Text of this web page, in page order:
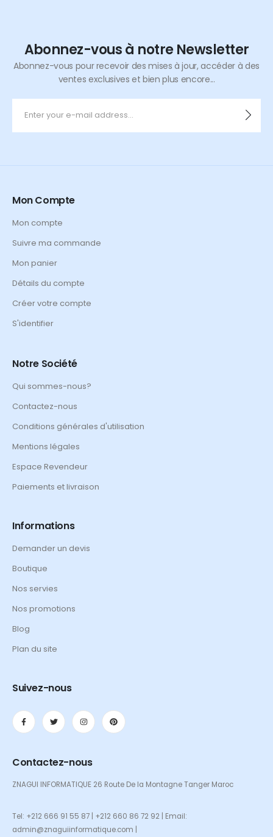
Abonnez-vous à notre Newsletter
Abonnez-vous pour recevoir des mises à jour, accéder à des
ventes exclusives et bien plus encore...
Mon Compte
Mon compte
Suivre ma commande
Mon panier
Détails du compte
Créer votre compte
S'identifier
Notre Société
Qui sommes-nous?
Contactez-nous
Conditions générales d'utilisation
Mentions légales
Espace Revendeur
Paiements et livraison
Informations
Demander un devis
Boutique
Nos servies
Nos promotions
Blog
Plan du site
Suivez-nous
Contactez-nous
ZNAGUI INFORMATIQUE 26 Route De la Montagne Tanger Maroc
Tel: +212 666 91 55 87 | +212 660 86 72 92 | Email:
admin@znaguiinformatique.com |